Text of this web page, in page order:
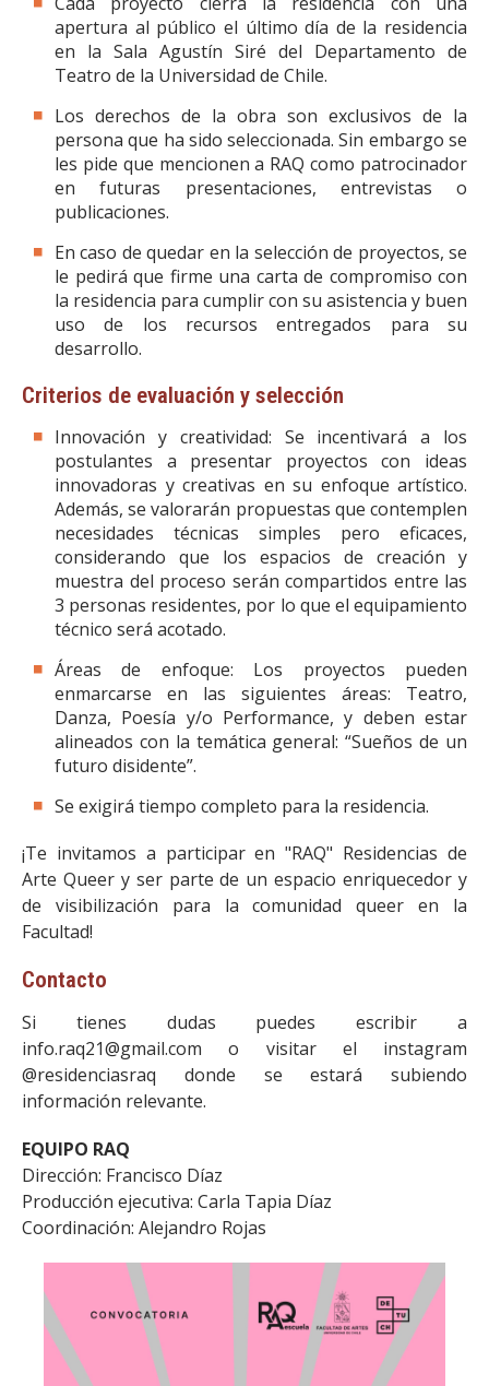
apertura al público el último día de la residencia
en la Sala Agustín Siré del Departamento de
Teatro de la Universidad de Chile.
Los derechos de la obra son exclusivos de la
persona que ha sido seleccionada. Sin embargo se
les pide que mencionen a RAQ como patrocinador
en futuras presentaciones, entrevistas o
publicaciones.
En caso de quedar en la selección de proyectos, se
le pedirá que firme una carta de compromiso con
la residencia para cumplir con su asistencia y buen
uso de los recursos entregados para su
desarrollo.
Criterios de evaluación y selección
Innovación y creatividad: Se incentivará a los
postulantes a presentar proyectos con ideas
innovadoras y creativas en su enfoque artístico.
Además, se valorarán propuestas que contemplen
necesidades técnicas simples pero eficaces,
considerando que los espacios de creación y
muestra del proceso serán compartidos entre las
3 personas residentes, por lo que el equipamiento
técnico será acotado.
Áreas de enfoque: Los proyectos pueden
enmarcarse en las siguientes áreas: Teatro,
Danza, Poesía y/o Performance, y deben estar
alineados con la temática general: “Sueños de un
futuro disidente”.
Se exigirá tiempo completo para la residencia.
¡Te invitamos a participar en "RAQ" Residencias de
Arte Queer y ser parte de un espacio enriquecedor y
de visibilización para la comunidad queer en la
Facultad!
Contacto
Si tienes dudas puedes escribir a
info.raq21@gmail.com o visitar el instagram
@residenciasraq donde se estará subiendo
información relevante.
EQUIPO RAQ
Dirección: Francisco Díaz
Producción ejecutiva: Carla Tapia Díaz
Coordinación: Alejandro Rojas